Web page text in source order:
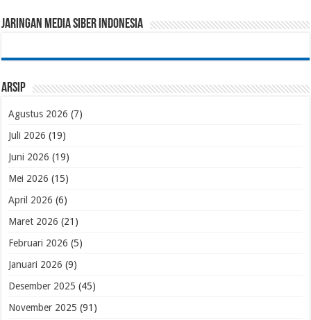
Jaringan Media Siber Indonesia
Arsip
Agustus 2026 (7)
Juli 2026 (19)
Juni 2026 (19)
Mei 2026 (15)
April 2026 (6)
Maret 2026 (21)
Februari 2026 (5)
Januari 2026 (9)
Desember 2025 (45)
November 2025 (91)